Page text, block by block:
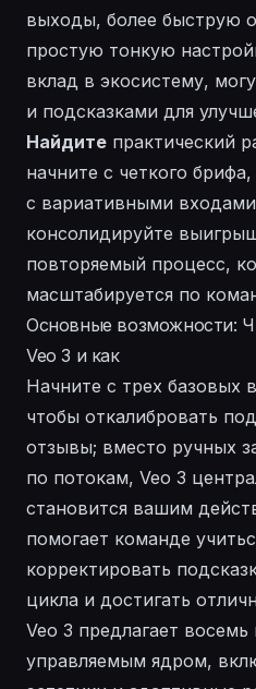
выходы, более быструю
простую тонкую
вклад в экосистему,
и подсказками для
Найдите практический
начните с четкого
с вариативными
консолидируйте
повторяемый процесс,
масштабируется по
Основные возможности:
Veo 3 и как
Начните с трех базовых
чтобы откалибровать
отзывы; вместо ручных
по потокам, Veo 3
становится вашим
помогает команде
корректировать
цикла и достигать
Veo 3 предлагает
управляемым ядром,